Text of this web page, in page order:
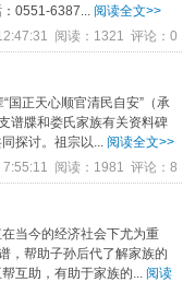
0551-6387... 阅读全文>>
阅读：1321 评论：0
国正天心顺官清民自安”（承
谱牒和娄氏家族有关资料碑
探讨。祖宗以... 阅读全文>>
7:55:11 阅读：1981 评论：8
当今的经济社会下尤为重
，帮助子孙后代了解家族的
互助，有助于家族的... 阅读